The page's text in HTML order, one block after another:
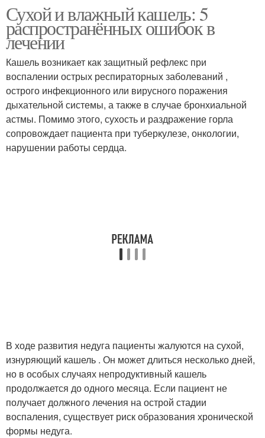
Кашель без
консультации
Лекарства от кашля
Питание для ребёнка Ребёнок при простуде
Ребенок при кашле
Выздоровления при
Травы от кашля
Лекарство от сухого
кашля
Сухой и влажный кашель: 5
распространённых ошибок в
лечении
Кашель возникает как защитный рефлекс при
воспалении острых респираторных заболеваний ,
острого инфекционного или вирусного поражения
дыхательной системы, а также в случае бронхиальной
астмы. Помимо этого, сухость и раздражение горла
сопровождает пациента при туберкулезе, онкологии,
нарушении работы сердца.
В ходе развития недуга пациенты жалуются на сухой,
изнуряющий кашель . Он может длиться несколько дней,
но в особых случаях непродуктивный кашель
продолжается до одного месяца. Если пациент не
получает должного лечения на острой стадии
воспаления, существует риск образования хронической
формы недуга.